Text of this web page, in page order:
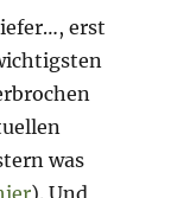
erst
was